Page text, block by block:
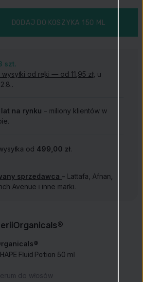
DODAJ DO KOSZYKA 150 ML
szt.
od ręki — od 11,95 zł , u
na rynku – miliony klientów w
od 499,00 zł.
sprzedawca – Lattafa, Afnan,
Avenue i inne marki.
Organicals®
Fluid Potion 50 ml
do włosów